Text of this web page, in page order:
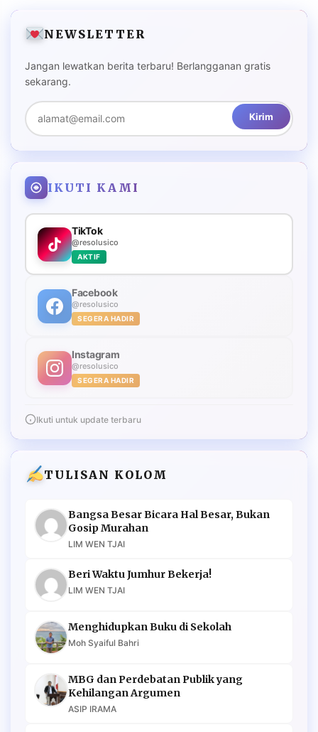
NEWSLETTER
Jangan lewatkan berita terbaru! Berlangganan gratis
sekarang.
Kirim
IKUTI KAMI
TikTok
@resolusico
AKTIF
Facebook
@resolusico
SEGERA HADIR
Instagram
@resolusico
SEGERA HADIR
Ikuti untuk update terbaru
TULISAN KOLOM
Bangsa Besar Bicara Hal Besar, Bukan
Gosip Murahan
LIM WEN TJAI
Beri Waktu Jumhur Bekerja!
LIM WEN TJAI
Menghidupkan Buku di Sekolah
Moh Syaiful Bahri
MBG dan Perdebatan Publik yang
Kehilangan Argumen
ASIP IRAMA